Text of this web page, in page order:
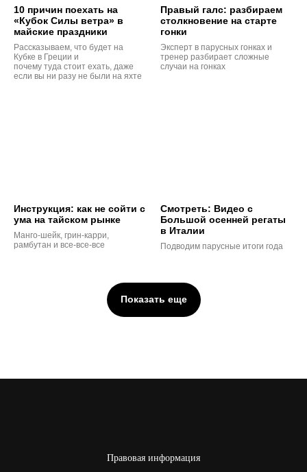
10 причин поехать на
«Кубок Силы ветра» в
майские праздники
Рассказываем, что будет на
Кубке в Греции и
почему туда стоит ехать, даже
если вы ни разу не были на яхте
Правый галс: разбираем
столкновение на старте
гонки
Эксперт в парусных гонках и
тренер разбирает сложные
случаи на гонках
Инструкция: как не сойти с
ума на тайском рынке
Манго-шейк, грин-карри,
рамбутан и все-все-все
Смотреть: Видео с
Большой осенней регаты
в Италии
Подводим парусные итоги года
Показать еще
Правовая информация